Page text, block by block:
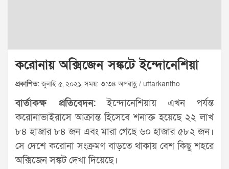
করোনায় অক্সিজেন সঙ্কটে ইন্দোনেশিয়া
প্রকাশিত:জুলাই ৫, ২০২১, সময়: ৩:৩৪ অপরাহ্ণ / uttarkantho
বার্তাকক্ষ প্রতিবেদন: ইন্দোনেশিয়ায় এখন পর্যন্ত
করোনাভাইরাসে আক্রান্ত হিসেবে শনাক্ত হয়েছে ২২ লাখ
৮৪ হাজার ৮৪ জন এবং মারা গেছে ৬০ হাজার ৫৮২ জন।
সে দেশে করোনা সংক্রমণ বাড়তে থাকায় বেশ কিছু শহরে
অক্সিজেন সঙ্কট দেখা দিয়েছে।